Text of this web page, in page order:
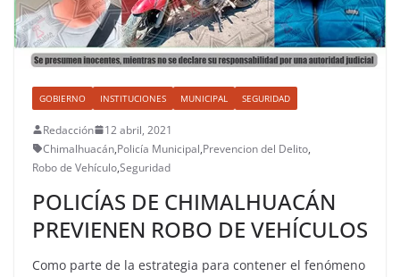
GOBIERNO INSTITUCIONES MUNICIPAL SEGURIDAD
Redacción
12 abril, 2021
Chimalhuacán,Policía Municipal,Prevencion del Delito,
Robo de Vehículo,Seguridad
POLICÍAS DE CHIMALHUACÁN
PREVIENEN ROBO DE VEHÍCULOS
Como parte de la estrategia para contener el fenómeno